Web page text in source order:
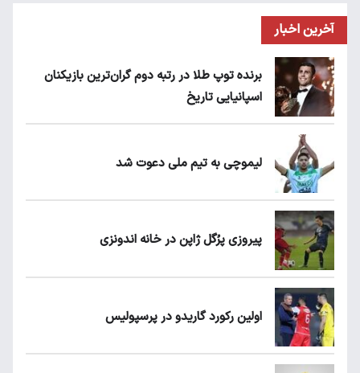
آخرین اخبار
برنده توپ طلا در رتبه دوم گران‌ترین بازیکنان
اسپانیایی تاریخ
لیموچی به تیم ملی دعوت شد
پیروزی پرُگل ژاپن در خانه اندونزی
اولین رکورد گاریدو در پرسپولیس